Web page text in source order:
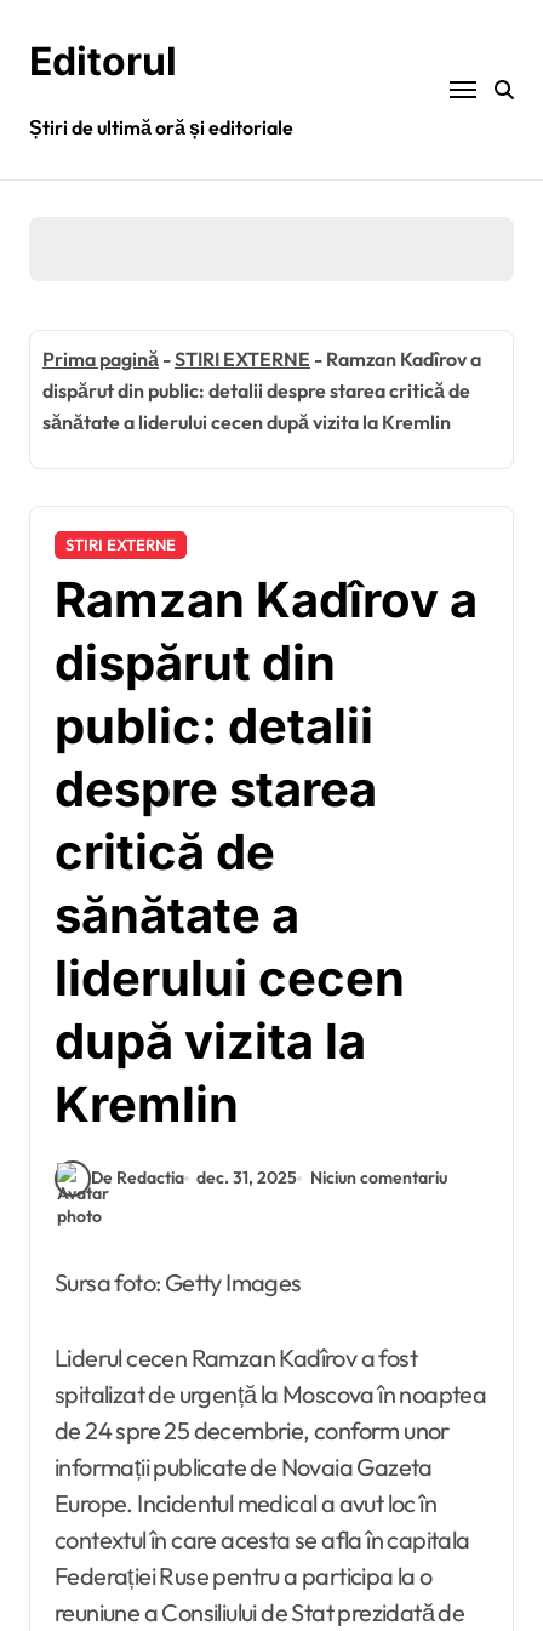
conținutEditorul
Știri de ultimă oră și editoriale
Prima pagină -STIRI EXTERNE - Ramzan Kadîrov a
dispărut din public: detalii despre starea critică de
sănătate a liderului cecen după vizita la Kremlin
STIRI EXTERNE
Ramzan Kadîrov a
dispărut din
public: detalii
despre starea
critică de
sănătate a
liderului cecen
după vizita la
Kremlin
De Redactia dec. 31, 2025 Niciun comentariu
Sursa foto: Getty Images
Liderul cecen Ramzan Kadîrov a fost
spitalizat de urgență la Moscova în noaptea
de 24 spre 25 decembrie, conform unor
informații publicate de Novaia Gazeta
Europe. Incidentul medical a avut loc în
contextul în care acesta se afla în capitala
Federației Ruse pentru a participa la o
reuniune a Consiliului de Stat prezidată de